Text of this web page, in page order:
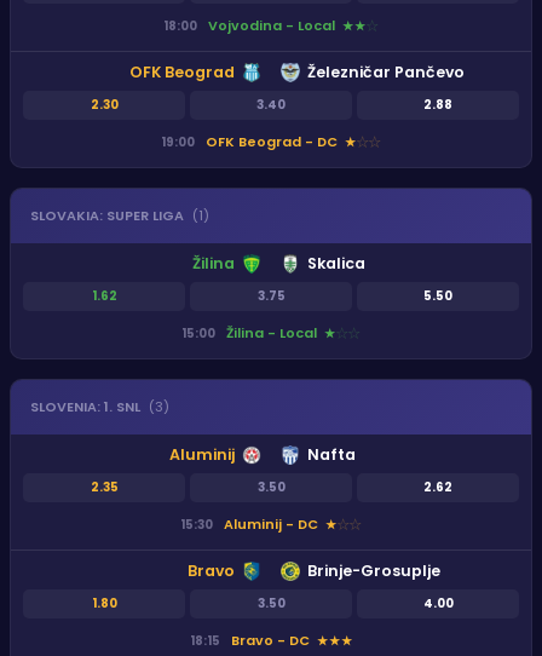
18:00 Vojvodina - Local ★★★
OFK Beograd
2.30 3.40 2.88
Železničar Pančevo
19:00 OFK Beograd - DC ★★★
SLOVAKIA: SUPER LIGA (1)
Žilina
1.62 3.75 5.50
Skalica
15:00 Žilina - Local ★★★
SLOVENIA:1. SNL (3)
Aluminij
2.35 3.50 2.62
Nafta
15:30 Aluminij - DC ★★★
Bravo
1.80 3.50 4.00
Brinje-Grosuplje
18:15 Bravo - DC ★★★